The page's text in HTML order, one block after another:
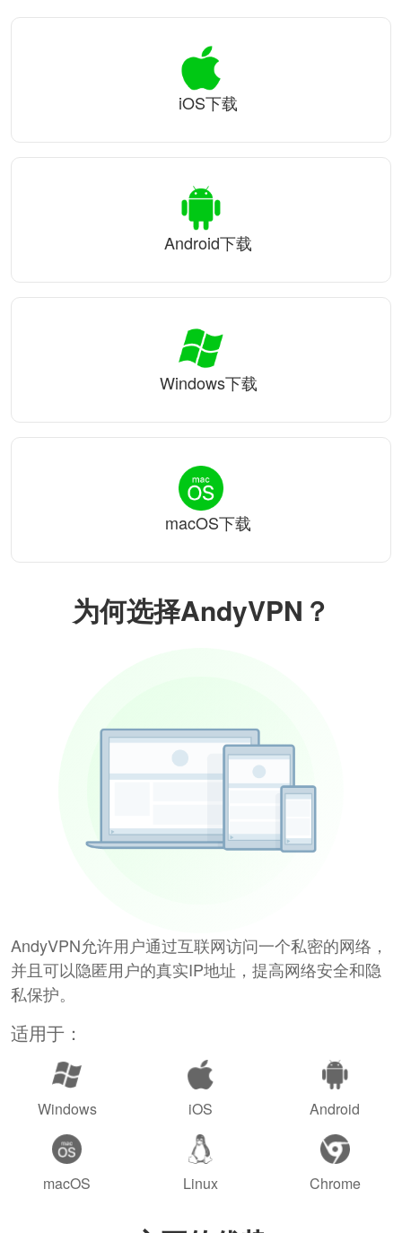
为何选择AndyVPN？
AndyVPN允许用户通过互联网访问一个私密的网络，
并且可以隐匿用户的真实IP地址，提高网络安全和隐
私保护。
适用于：
Windows iOS Android
macOS Linux Chrome
iOS下载
Android下载
Windows下载
macOS下载